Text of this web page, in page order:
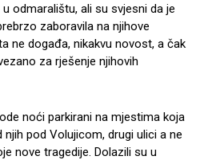
odmaralištu, ali su svjesni da je
zaboravila na njihove
ne događa, nikakvu novost, a čak
za rješenje njihovih
noći parkirani na mjestima koja
njih pod Volujicom, drugi ulici a ne
nove tragedije. Dolazili su u